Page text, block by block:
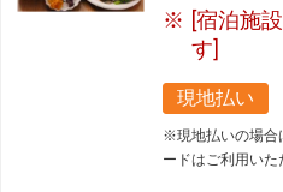
[宿泊施
す]
現地払い
※現地払いの場合
ードはご利用い